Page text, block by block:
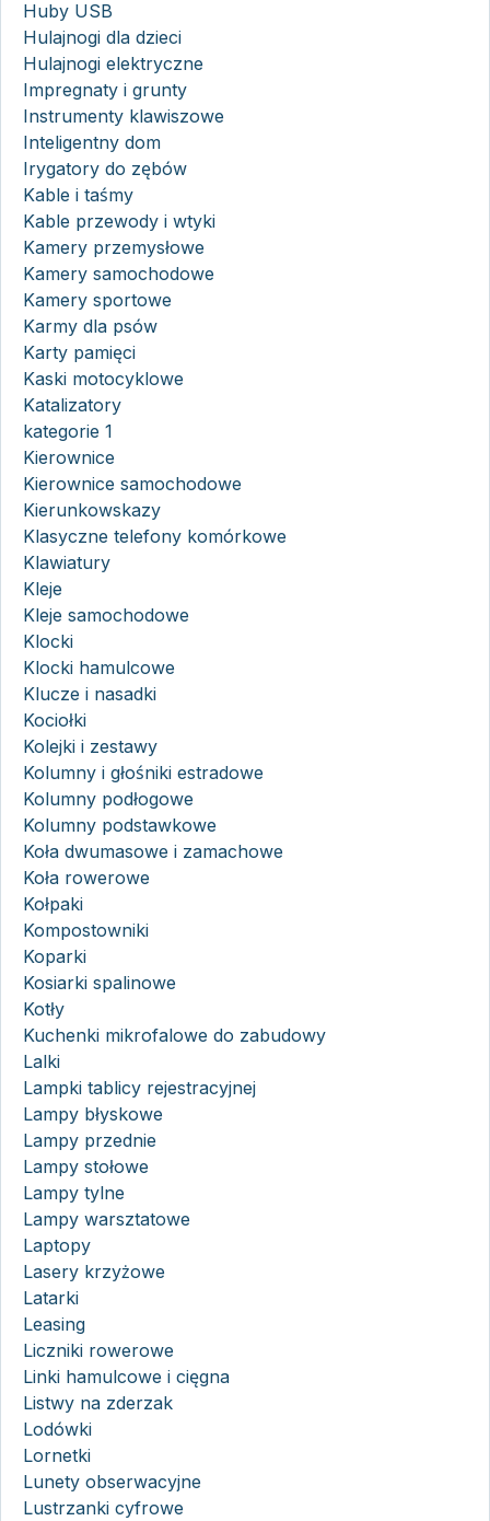
Huby USB
Hulajnogi dla dzieci
Hulajnogi elektryczne
Impregnaty i grunty
Instrumenty klawiszowe
Inteligentny dom
Irygatory do zębów
Kable i taśmy
Kable przewody i wtyki
Kamery przemysłowe
Kamery samochodowe
Kamery sportowe
Karmy dla psów
Karty pamięci
Kaski motocyklowe
Katalizatory
kategorie 1
Kierownice
Kierownice samochodowe
Kierunkowskazy
Klasyczne telefony komórkowe
Klawiatury
Kleje
Kleje samochodowe
Klocki
Klocki hamulcowe
Klucze i nasadki
Kociołki
Kolejki i zestawy
Kolumny i głośniki estradowe
Kolumny podłogowe
Kolumny podstawkowe
Koła dwumasowe i zamachowe
Koła rowerowe
Kołpaki
Kompostowniki
Koparki
Kosiarki spalinowe
Kotły
Kuchenki mikrofalowe do zabudowy
Lalki
Lampki tablicy rejestracyjnej
Lampy błyskowe
Lampy przednie
Lampy stołowe
Lampy tylne
Lampy warsztatowe
Laptopy
Lasery krzyżowe
Latarki
Leasing
Liczniki rowerowe
Linki hamulcowe i cięgna
Listwy na zderzak
Lodówki
Lornetki
Lunety obserwacyjne
Lustrzanki cyfrowe